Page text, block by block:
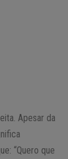
Apesar da
“Quero que